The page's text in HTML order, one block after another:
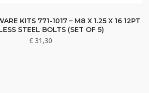
KITS 771-1017 – M8 X 1.25 X 16 12PT
STEEL BOLTS (SET OF 5)
€ 31,30